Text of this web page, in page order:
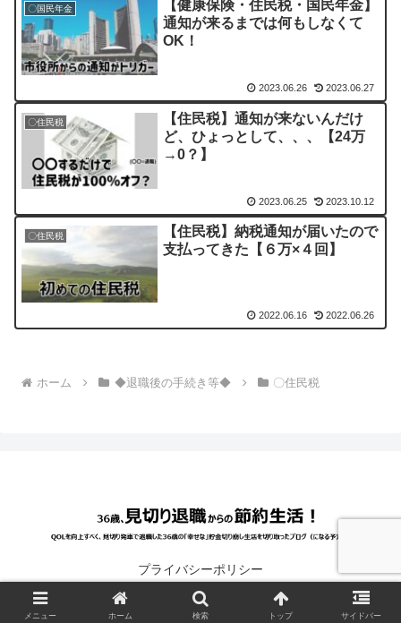
〇国民年金
【健康保険・住民税・国民年金】
通知が来るまでは何もしなくて
OK！
2023.06.26 2023.06.27
〇住民税
【住民税】通知が来ないんだけ
ど、ひょっとして、、、【24万
→0？】
2023.06.25 2023.10.12
〇住民税
【住民税】納税通知が届いたので
支払ってきた【６万×４回】
2022.06.16 2022.06.26
ホーム ◆退職後の手続き等◆ 〇住民税
プライバシーポリシー
© 2020 36歳、見切り退職からの節約生活！.
メニュー ホーム 検索 トップ サイドバー